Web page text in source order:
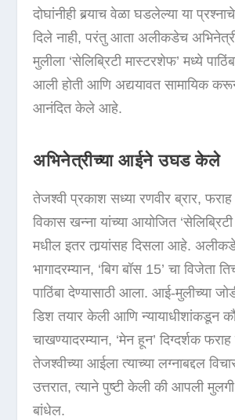
दोघांनीही बर्‍याच वेळा घडलेल्या या
दिले नाही, परंतु आता अलीकडेच
मुलीला ‘सेलिब्रिटी मास्टरशेफ’ मध्ये
आली होती आणि अद्ययावत सामायिक
आनंदित केले आहे.
अभिनेत्रीच्या आईने उघड केले
तेजश्वी प्रकाश सध्या रणवीर ब्रार,
विकास खन्ना यांच्या आयोजित
मधील इतर तार्‍यांसह दिसला आहे.
भागादरम्यान, ‘बिग बॉस 15’ चा विजेता
पाठिंबा देण्यासाठी आला. आई-मुलीच्या
डिश तयार केली आणि न्यायाधीशांकडून
चाखण्यादरम्यान, ‘मेन हून’ दिग्दर्शक
तेजश्वीच्या आईला त्याच्या लग्नाबद्दल
उत्तरात, त्याने पुष्टी केली की आपली
बांधेल.